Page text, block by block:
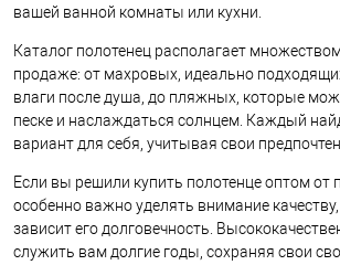
вашей ванной комнаты или кухни.
Каталог полотенец располагает
продаже: от махровых, идеально
влаги после душа, до пляжных, которые
песке и наслаждаться солнцем. Каждый
вариант для себя, учитывая свои
Если вы решили купить полотенце оптом от
особенно важно уделять внимание качеству,
зависит его долговечность.
служить вам долгие годы, сохраняя свои